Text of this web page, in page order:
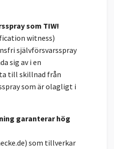
som TIW!
witness)
självförsvarsspray
sig av i en
till skillnad från
som är olagligt i
garanterar hög
som tillverkar